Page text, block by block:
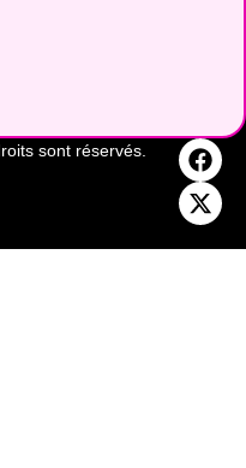
sont réservés.